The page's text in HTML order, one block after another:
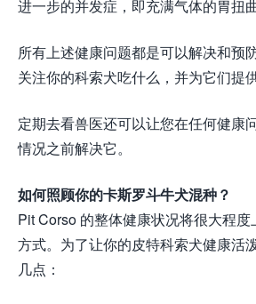
进一步的并发症，即充满气体的胃扭
所有上述健康问题都是可以解决和预
关注你的科索犬吃什么，并为它们提
定期去看兽医还可以让您在任何健康
情况之前解决它。
如何照顾你的卡斯罗斗牛犬混种？
Pit Corso 的整体健康状况将很大程
方式。为了让你的皮特科索犬健康活
几点：